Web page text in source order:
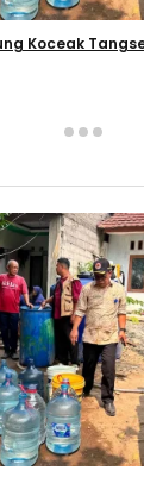
Koceak